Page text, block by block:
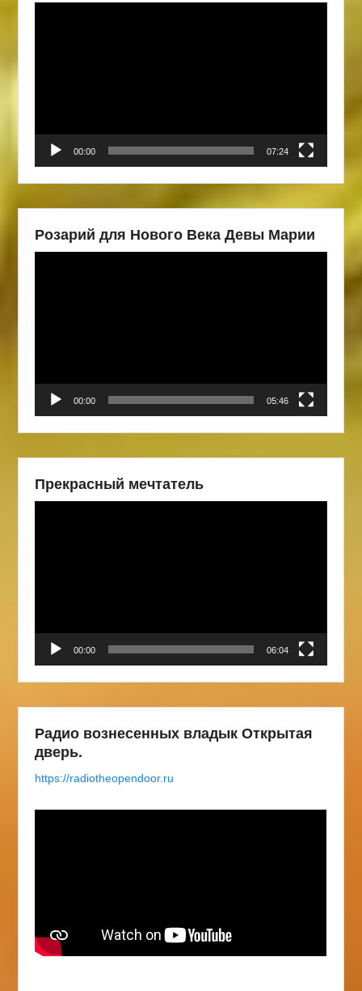
00:00 07:24
Розарий для Нового Века Девы Марии
00:00 05:46
Прекрасный мечтатель
00:00 06:04
Радио вознесенных владык Открытая
дверь.
https://radiotheopendoor.ru